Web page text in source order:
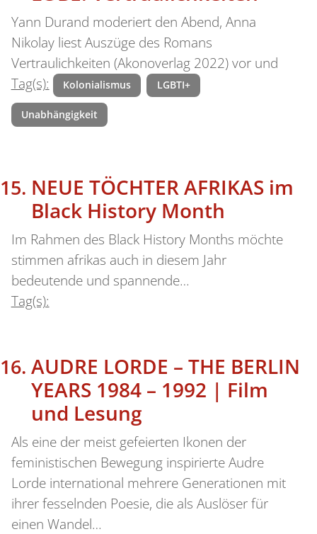
Yann Durand moderiert den Abend, Anna
Nikolay liest Auszüge des Romans
Vertraulichkeiten (Akonoverlag 2022) vor und
Tag(s):
Kolonialismus LGBTI+
Unabhängigkeit
NEUE TÖCHTER AFRIKAS im
Black History Month
Im Rahmen des Black History Months möchte
stimmen afrikas auch in diesem Jahr
bedeutende und spannende…
Tag(s):
AUDRE LORDE – THE BERLIN
YEARS 1984 – 1992 | Film
und Lesung
Als eine der meist gefeierten Ikonen der
feministischen Bewegung inspirierte Audre
Lorde international mehrere Generationen mit
ihrer fesselnden Poesie, die als Auslöser für
einen Wandel…